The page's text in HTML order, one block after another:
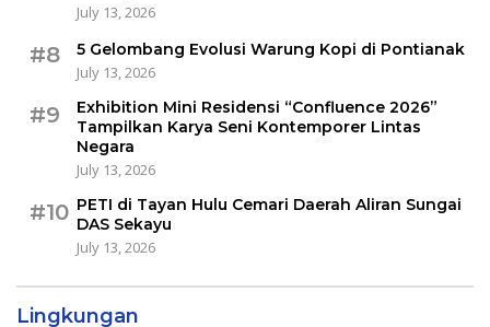
July 13, 2026
#8
5 Gelombang Evolusi Warung Kopi di Pontianak
July 13, 2026
#9
Exhibition Mini Residensi “Confluence 2026”
Tampilkan Karya Seni Kontemporer Lintas
Negara
July 13, 2026
#10 PETI di Tayan Hulu Cemari Daerah Aliran Sungai
DAS Sekayu
July 13, 2026
Lingkungan